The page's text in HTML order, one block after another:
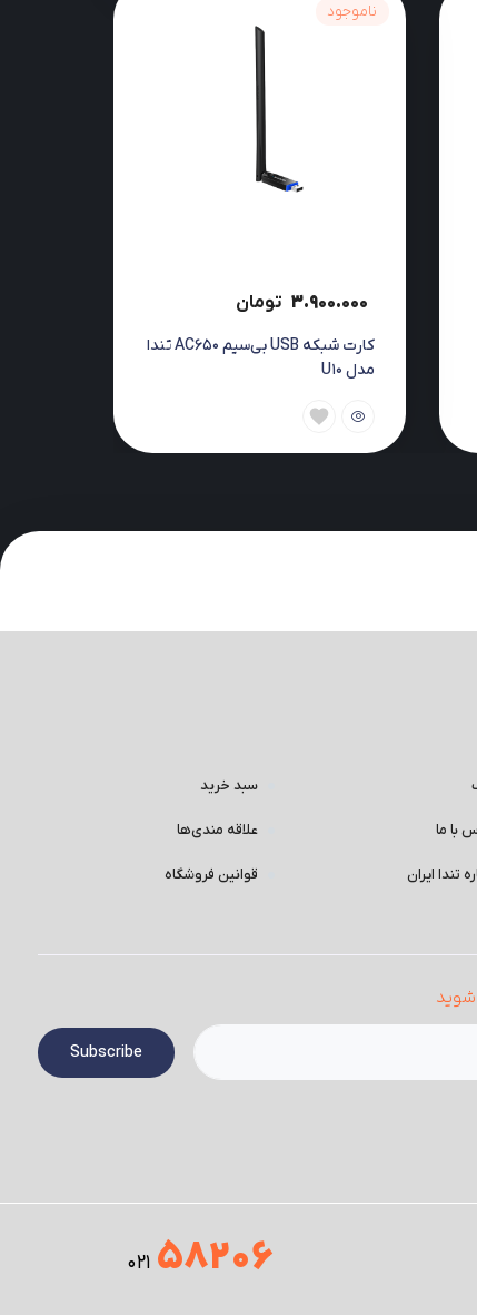
ناموجود
3.900.000 تومان
کارت شبکه USB بی‌سیم AC650 تندا
مدل U10
با ما
تندا ایران
سبد خرید
علاقه مندی‌ها
قوانین فروشگاه
شوید
Subscribe
021 58206